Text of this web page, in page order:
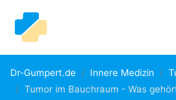
Dr-Gumpert.de Innere Medizin
Tumor im Bauchraum - Was